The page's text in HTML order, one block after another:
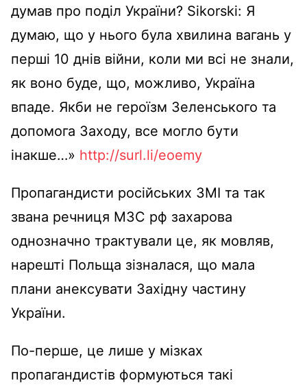
думав про поділ України? Sikorski: Я
думаю, що у нього була хвилина вагань у
перші 10 днів війни, коли ми всі не знали,
як воно буде, що, можливо, Україна
впаде. Якби не героїзм Зеленського та
допомога Заходу, все могло бути
інакше…» http://surl.li/eoemy
Пропагандисти російських ЗМІ та так
звана речниця МЗС рф захарова
однозначно трактували це, як мовляв,
нарешті Польща зізналася, що мала
плани анексувати Західну частину
України.
По-перше, це лише у мізках
пропагандистів формуються такі